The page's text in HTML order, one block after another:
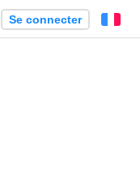
Se connecter